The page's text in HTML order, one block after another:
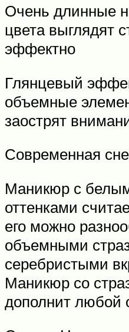
Очень длинные
цвета выглядят
эффектно
Глянцевый
объемные
заострят
Современная
Маникюр с
оттенками
его можно
объемными
серебристыми
Маникюр со
дополнит любой